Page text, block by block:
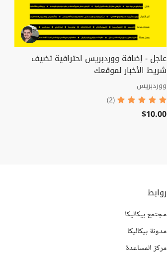
عاجل - إضافة ووردبريس احترافية تضيف
شريط الأخبار لموقعك
ووردبريس
(2)
$10.00
روابط
مجتمع بيكاليكا
مدونة بيكاليكا
مركز المساعدة